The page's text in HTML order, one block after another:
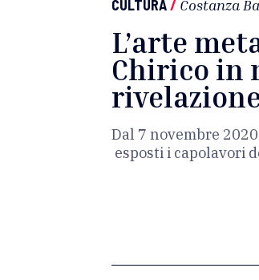
CULTURA/ Costanza
L’arte
Chirico in
Dal 7 novembre
esposti i capolavori